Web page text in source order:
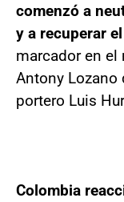
comenzó a
y a recuperar
marcador en el
Antony Lozano
portero Luis
Colombia